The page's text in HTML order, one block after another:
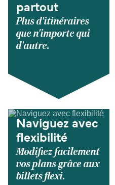
partout
Plus d'itinéraires
que n'importe qui
d'autre.
Naviguez avec
flexibilité
Modifiez facilement
vos plans grâce aux
billets flexi.